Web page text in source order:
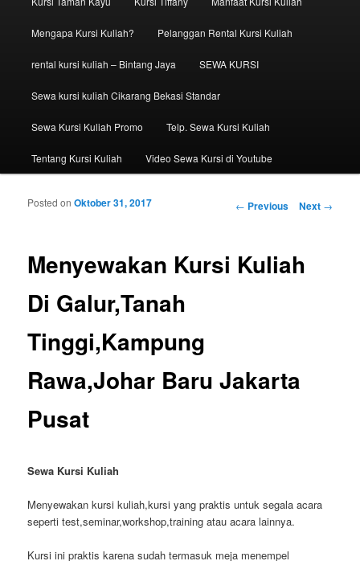
Mengapa Kursi Kuliah? Pelanggan Rental Kursi Kuliah
rental kursi kuliah – Bintang Jaya SEWA KURSI
Sewa kursi kuliah Cikarang Bekasi Standar
Sewa Kursi Kuliah Promo Telp. Sewa Kursi Kuliah
Tentang Kursi Kuliah Video Sewa Kursi di Youtube
Post navigation
← Previous Next →
Menyewakan Kursi Kuliah
Di Galur,Tanah
Tinggi,Kampung
Rawa,Johar Baru Jakarta
Pusat
Posted onOktober 31, 2017
Sewa Kursi Kuliah
Menyewakan kursi kuliah,kursi yang praktis untuk segala acara
seperti test,seminar,workshop,training atau acara lainnya.
Kursi ini praktis karena sudah termasuk meja menempel